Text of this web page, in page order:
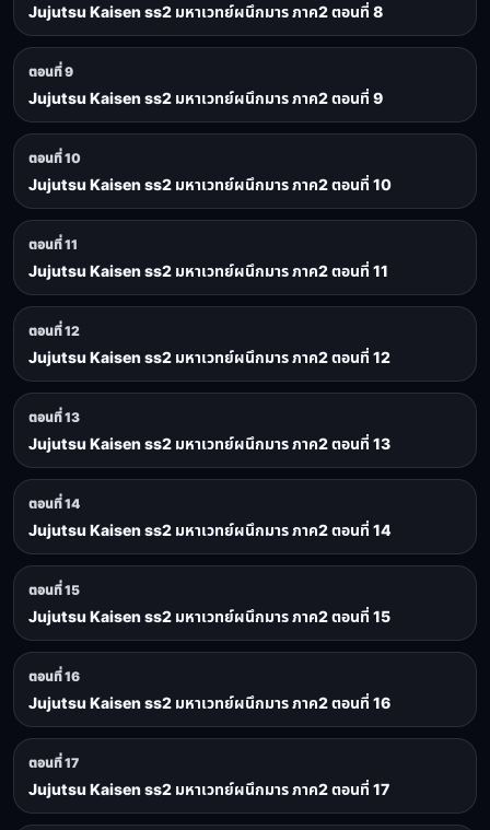
Jujutsu Kaisen ss2 มหาเวทย์ผนึกมาร ภาค2 ตอนที่ 8
ตอนที่ 9
Jujutsu Kaisen ss2 มหาเวทย์ผนึกมาร ภาค2 ตอนที่ 9
ตอนที่ 10
Jujutsu Kaisen ss2 มหาเวทย์ผนึกมาร ภาค2 ตอนที่ 10
ตอนที่ 11
Jujutsu Kaisen ss2 มหาเวทย์ผนึกมาร ภาค2 ตอนที่ 11
ตอนที่ 12
Jujutsu Kaisen ss2 มหาเวทย์ผนึกมาร ภาค2 ตอนที่ 12
ตอนที่ 13
Jujutsu Kaisen ss2 มหาเวทย์ผนึกมาร ภาค2 ตอนที่ 13
ตอนที่ 14
Jujutsu Kaisen ss2 มหาเวทย์ผนึกมาร ภาค2 ตอนที่ 14
ตอนที่ 15
Jujutsu Kaisen ss2 มหาเวทย์ผนึกมาร ภาค2 ตอนที่ 15
ตอนที่ 16
Jujutsu Kaisen ss2 มหาเวทย์ผนึกมาร ภาค2 ตอนที่ 16
ตอนที่ 17
Jujutsu Kaisen ss2 มหาเวทย์ผนึกมาร ภาค2 ตอนที่ 17